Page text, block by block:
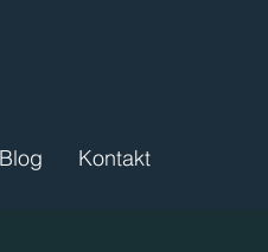
Blog Kontakt